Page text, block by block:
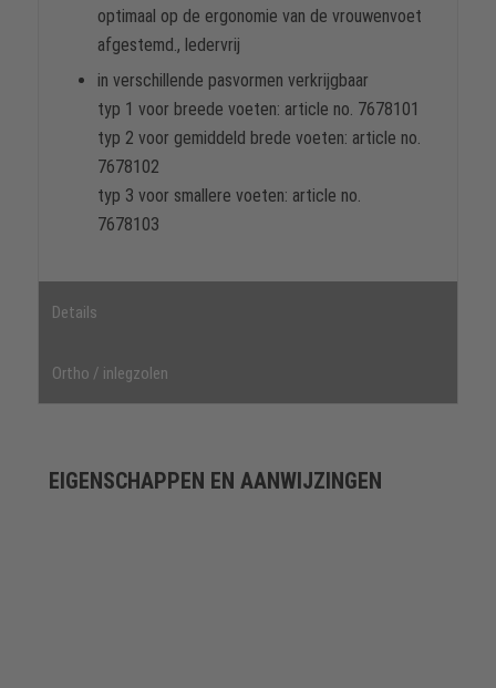
optimaal op de ergonomie van de vrouwenvoet
afgestemd., ledervrij
in verschillende pasvormen verkrijgbaar
typ 1 voor breede voeten: article no. 7678101
typ 2 voor gemiddeld brede voeten: article no.
7678102
typ 3 voor smallere voeten: article no.
7678103
Details
Ortho / inlegzolen
EIGENSCHAPPEN EN AANWIJZINGEN